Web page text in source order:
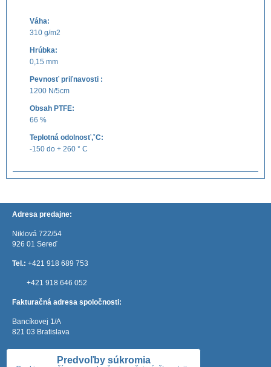
Váha:
310 g/m2
Hrúbka:
0,15 mm
Pevnosť priľnavosti :
1200 N/5cm
Obsah PTFE:
66 %
Teplotná odolnosť,˚C:
-150 do + 260 ° C
Adresa predajne:
Niklová 722/54
926 01 Sereď
Tel.: +421 918 689 753
+421 918 646 052
Fakturačná adresa spoločnosti:
Bancíkovej 1/A
821 03 Bratislava
Predvoľby súkromia